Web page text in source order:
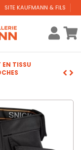
SITE KAUFMANN & FILS
TISSU